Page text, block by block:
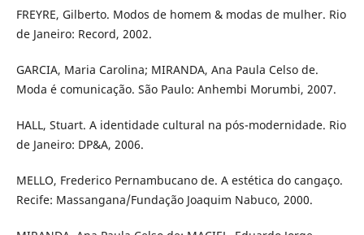
FREYRE, Gilberto. Modos de homem & modas de mulher. Rio
de Janeiro: Record, 2002.
GARCIA, Maria Carolina; MIRANDA, Ana Paula Celso de.
Moda é comunicação. São Paulo: Anhembi Morumbi, 2007.
HALL, Stuart. A identidade cultural na pós-modernidade. Rio
de Janeiro: DP&A, 2006.
MELLO, Frederico Pernambucano de. A estética do cangaço.
Recife: Massangana/Fundação Joaquim Nabuco, 2000.